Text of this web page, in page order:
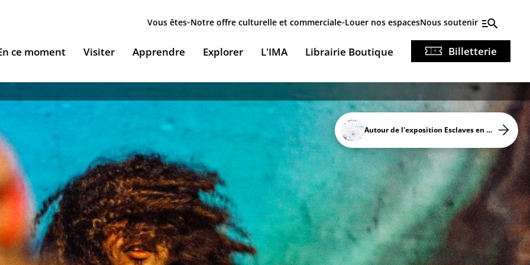
secondaire
Vous êtes Notre offre culturelle et commerciale Louer nos espacesNous soutenir
ce moment
LES RENDEZ-VOUS
Ici & Maintenant
Falsafa I Les RDV de la philosophie arabe
Les Samedis de la poésie
Rencontres littéraires de l’IMA
Les escales musicales du musée
Visiter
ACCUEILLENT
Shahid
Café littéraire et self
Apprendre
& PÉDAGOGIE
le monde arabe
pédagogiques
documentaires
le portail documentaire de l'IMA
/ Emprunter des livres et des médias à la
de l'IMA
Explorer L'IMA
Accueillir nos expositions / Host our exhibitions
Documents institutionnels
Nous rejoindre / Carrières
Mécènes et sponsors
Nous contacter
Librairie Boutique Billetterie
Autour de l'exposition Esclaves en Méditerranée